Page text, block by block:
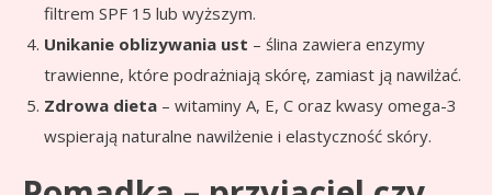
filtrem SPF 15 lub wyższym.
Unikanie oblizywania ust – ślina zawiera enzymy
trawienne, które podrażniają skórę, zamiast ją nawilżać.
Zdrowa dieta – witaminy A, E, C oraz kwasy omega-3
wspierają naturalne nawilżenie i elastyczność skóry.